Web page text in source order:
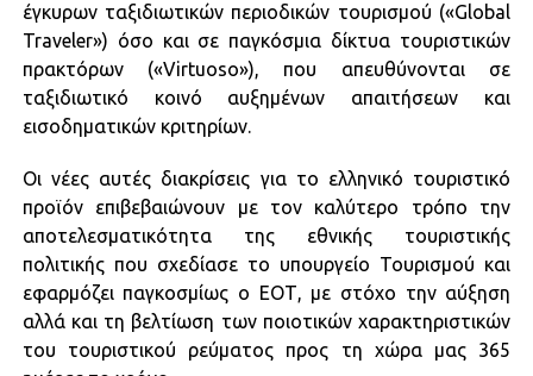
έγκυρων ταξιδιωτικών περιοδικών τουρισμού («Global
Traveler») όσο και σε παγκόσμια δίκτυα τουριστικών
πρακτόρων («Virtuoso»), που απευθύνονται σε
ταξιδιωτικό κοινό αυξημένων απαιτήσεων και
εισοδηματικών κριτηρίων.
Οι νέες αυτές διακρίσεις για το ελληνικό τουριστικό
προϊόν επιβεβαιώνουν με τον καλύτερο τρόπο την
αποτελεσματικότητα της εθνικής τουριστικής
πολιτικής που σχεδίασε το υπουργείο Τουρισμού και
εφαρμόζει παγκοσμίως ο ΕΟΤ, με στόχο την αύξηση
αλλά και τη βελτίωση των ποιοτικών χαρακτηριστικών
του τουριστικού ρεύματος προς τη χώρα μας 365